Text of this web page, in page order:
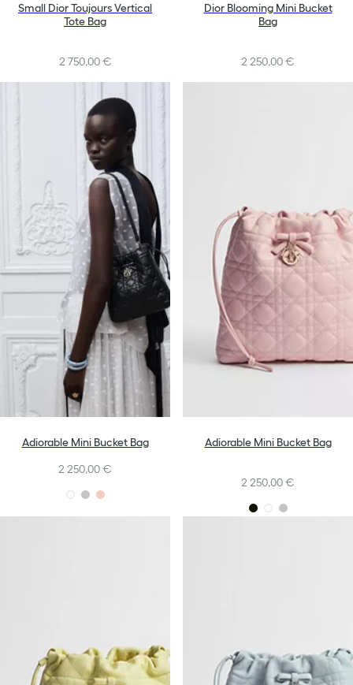
Small Dior Toujours Vertical
Tote Bag
2 750,00 €
Dior Blooming Mini Bucket
Bag
2 250,00 €
Adiorable Mini Bucket Bag
2 250,00 €
Adiorable Mini Bucket Bag
2 250,00 €